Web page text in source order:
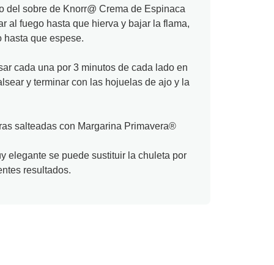
del sobre de Knorr@ Crema de Espinaca
al fuego hasta que hierva y bajar la flama,
hasta que espese.
cada una por 3 minutos de cada lado en
y terminar con las hojuelas de ajo y la
salteadas con Margarina Primavera®
elegante se puede sustituir la chuleta por
resultados.